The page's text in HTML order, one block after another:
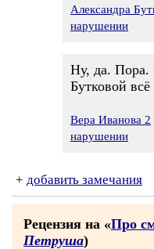
Александра
нарушении
Ну, да. Пора.
Бутковой всё
Вера Иванова 2
нарушении
+ добавить замечания
Рецензия на «Про
Петруша)